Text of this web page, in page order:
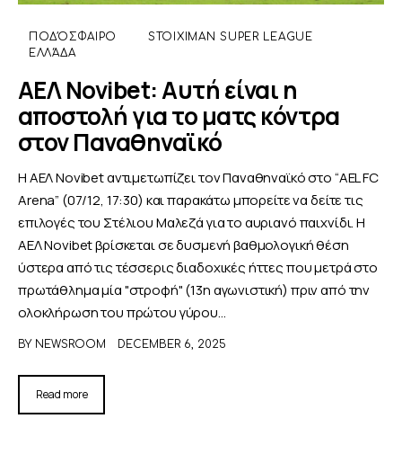
ΠΟΔΌΣΦΑΙΡΟ
STOIXIMAN SUPER LEAGUE
ΕΛΛΆΔΑ
ΑΕΛ Novibet: Αυτή είναι η
αποστολή για το ματς κόντρα
στον Παναθηναϊκό
Η ΑΕΛ Novibet αντιμετωπίζει τον Παναθηναϊκό στο “AEL FC
Arena” (07/12, 17:30) και παρακάτω μπορείτε να δείτε τις
επιλογές του Στέλιου Μαλεζά για το αυριανό παιχνίδι. Η
ΑΕΛ Novibet βρίσκεται σε δυσμενή βαθμολογική θέση
ύστερα από τις τέσσερις διαδοχικές ήττες που μετρά στο
πρωτάθλημα μία "στροφή" (13η αγωνιστική) πριν από την
ολοκλήρωση του πρώτου γύρου…
BY NEWSROOM DECEMBER 6, 2025
Read more